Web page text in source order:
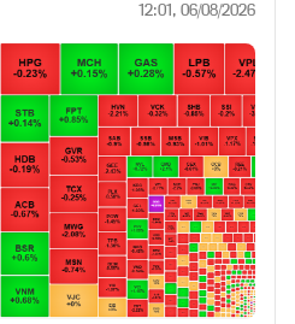
12:01, 06/08/2026